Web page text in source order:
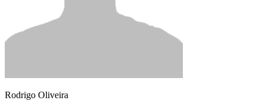
Rodrigo Oliveira